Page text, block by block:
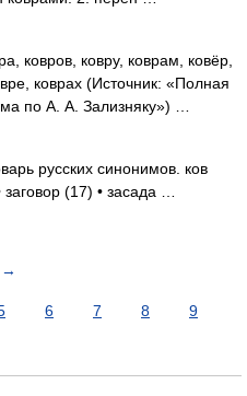
ковров, ковру, коврам, ковёр,
коврах (Источник: «Полная
по А. А. Зализняку») …
русских синонимов. ков
(17) • засада …
→
6 7 8
9